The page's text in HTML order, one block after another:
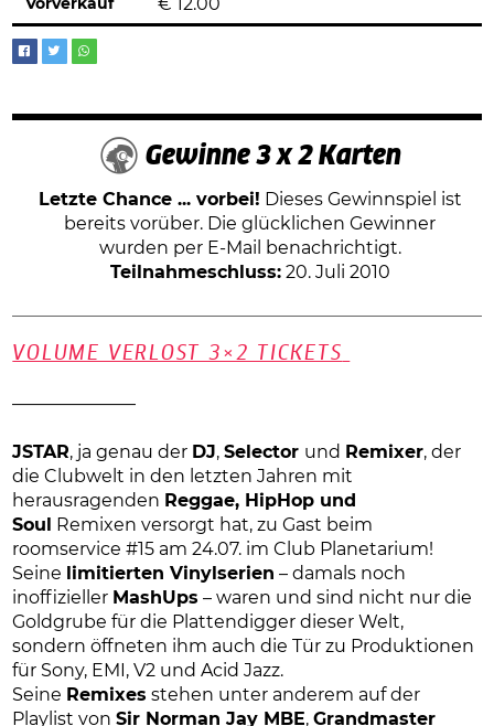
Vorverkauf € 12.00
Gewinne 3 x 2 Karten
Letzte Chance ... vorbei! Dieses Gewinnspiel ist
bereits vorüber. Die glücklichen Gewinner
wurden per E-Mail benachrichtigt.
Teilnahmeschluss:20. Juli 2010
VOLUME VERLOST 3×2 TICKETS
———————
JSTAR, ja genau der DJ,Selector und Remixer, der
die Clubwelt in den letzten Jahren mit
herausragenden Reggae, HipHop und
Soul
Remixen versorgt hat, zu Gast beim
roomservice #15 am 24.07. im Club Planetarium!
Seine
limitierten Vinylserien – damals noch
inoffizieller MashUps – waren und sind nicht nur die
Goldgrube für die Plattendigger dieser Welt,
sondern öffneten ihm auch die Tür zu Produktionen
für Sony, EMI, V2 und Acid Jazz.
Seine Remixes stehen unter anderem auf der
Playlist vonSir Norman Jay MBE,Grandmaster